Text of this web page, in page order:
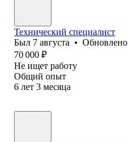
Технический специалист
Был 7 августа • Обновлено
70 000 ₽
Не ищет работу
Общий опыт
6 лет 3 месяца